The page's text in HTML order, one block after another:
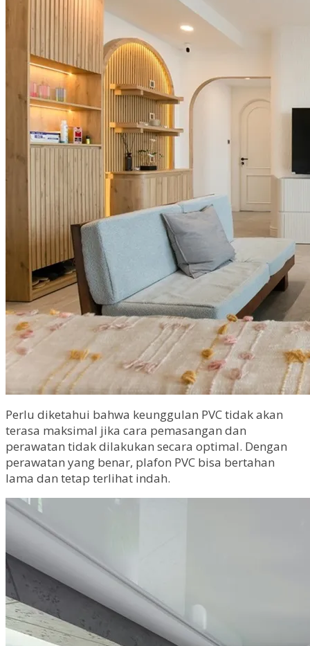
Perlu diketahui bahwa keunggulan PVC tidak akan
terasa maksimal jika cara pemasangan dan
perawatan tidak dilakukan secara optimal. Dengan
perawatan yang benar, plafon PVC bisa bertahan
lama dan tetap terlihat indah.